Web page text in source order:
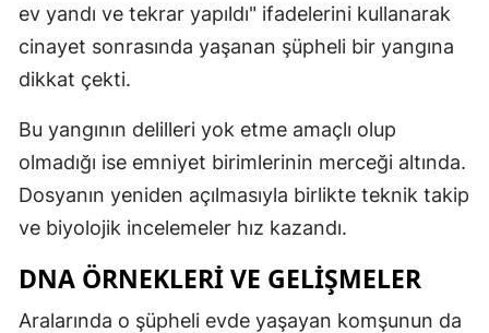
Bartın
Yalova
Kilis
Osmaniye
ev yandı ve tekrar yapıldı" ifadelerini kullanarak
cinayet sonrasında yaşanan şüpheli bir yangına
dikkat çekti.
Bu yangının delilleri yok etme amaçlı olup
olmadığı ise emniyet birimlerinin merceği altında.
Dosyanın yeniden açılmasıyla birlikte teknik takip
ve biyolojik incelemeler hız kazandı.
DNA ÖRNEKLERI VE GELIŞMELER
Aralarında o şüpheli evde yaşayan komşunun da